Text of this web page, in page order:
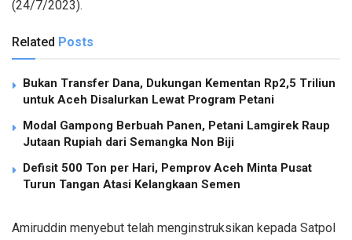
(24/7/2023).
Related Posts
Bukan Transfer Dana, Dukungan Kementan Rp2,5 Triliun
untuk Aceh Disalurkan Lewat Program Petani
Modal Gampong Berbuah Panen, Petani Lamgirek Raup
Jutaan Rupiah dari Semangka Non Biji
Defisit 500 Ton per Hari, Pemprov Aceh Minta Pusat
Turun Tangan Atasi Kelangkaan Semen
Amiruddin menyebut telah menginstruksikan kepada Satpol